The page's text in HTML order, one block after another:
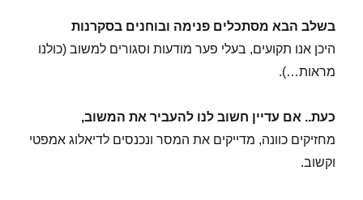
בשלב הבא מסתכלים פנימה ובוחנים בסקרנות
היכן אנו תקועים, בעלי פער מודעות וסגורים למשוב (כולנו
מראות…).
כעת.. אם עדיין חשוב לנו להעביר את המשוב,
מחזיקים כוונה, מדייקים את המסר ונכנסים לדיאלוג אמפטי
וקשוב.